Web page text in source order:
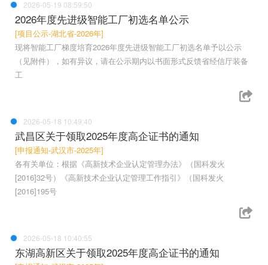
2026-05-19 08:59:50
2026年度先进级智能工厂初选名单公示
[项目公示-湖北省-2026年]
现将智能工厂梯度培育2026年度先进级智能工厂初选名单予以公示
（见附件），如有异议，请在公示期内以书面形式反馈省经信厅装备
工
2026-05-18 10:49:40
武昌区关于领取2025年度高企证书的通知
[申报通知-武汉市-2025年]
各有关单位：根据《高新技术企业认定管理办法》（国科发火
[2016]32号）《高新技术企业认定管理工作指引》（国科发火
[2016]195号
2026-05-18 10:40:55
东湖高新区关于领取2025年度高企证书的通知